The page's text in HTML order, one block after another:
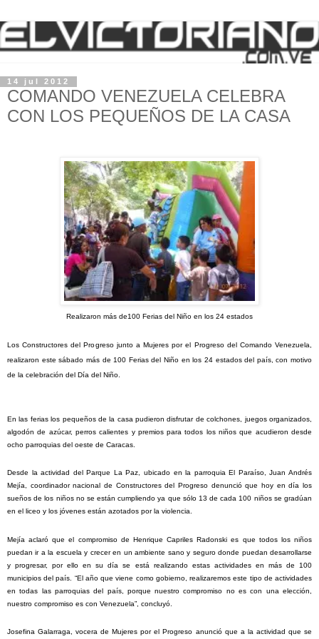
14 jul 2012
COMANDO VENEZUELA CELEBRA
CON LOS PEQUEÑOS DE LA CASA
Realizaron más de100 Ferias del Niño en los 24 estados
Los Constructores del Progreso junto a Mujeres por el Progreso del Comando Venezuela,
realizaron este sábado más de 100 Ferias del Niño en los 24 estados del país, con motivo
de la celebración del Día del Niño.
En las ferias los pequeños de la casa pudieron disfrutar de colchones, juegos organizados,
algodón de azúcar, perros calientes y premios para todos los niños que acudieron desde
ocho parroquias del oeste de Caracas.
Desde la actividad del Parque La Paz, ubicado en la parroquia El Paraíso, Juan Andrés
Mejía, coordinador nacional de Constructores del Progreso denunció que hoy en día los
sueños de los niños no se están cumpliendo ya que sólo 13 de cada 100 niños se gradúan
en el liceo y los jóvenes están azotados por la violencia.
Mejía aclaró que el compromiso de Henrique Capriles Radonski es que todos los niños
puedan ir a la escuela y crecer en un ambiente sano y seguro donde puedan desarrollarse
y progresar, por ello en su día se está realizando estas actividades en más de 100
municipios del país. “El año que viene como gobierno, realizaremos este tipo de actividades
en todas las parroquias del país, porque nuestro compromiso no es con una elección,
nuestro compromiso es con Venezuela”, concluyó.
Josefina Galarraga, vocera de Mujeres por el Progreso anunció que a la actividad que se